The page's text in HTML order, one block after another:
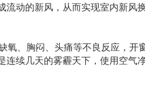
动的新风，从而实现室内新风
、胸闷、头痛等不良反应，开
续几天的雾霾天下，使用空气